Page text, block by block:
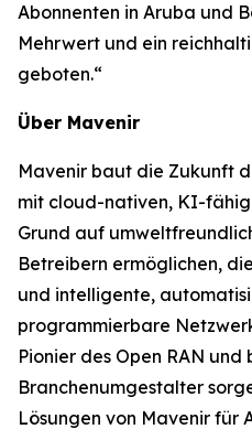
Abonnenten in Aruba und
Mehrwert und ein
geboten.“
Über Mavenir
Mavenir baut die Zukunft
mit cloud-nativen, KI-
Grund auf
Betreibern ermöglichen,
und intelligente,
programmierbare
Pionier des Open RAN
Branchenumgestalter
Lösungen von Mavenir für